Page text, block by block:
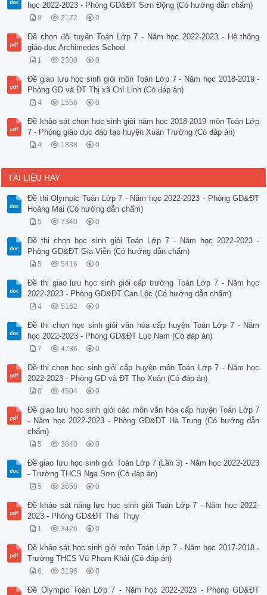
học 2022-2023 - Phòng GD&ĐT Sơn Động (Có hướng dẫn chấm)
8 2172 0
Đề chọn đội tuyển Toán Lớp 7 - Năm học 2022-2023 - Hệ thống
giáo dục Archimedes School
1 2300 0
Đề giao lưu học sinh giỏi môn Toán Lớp 7 - Năm học 2018-2019 -
Phòng GD và ĐT Thị xã Chí Linh (Có đáp án)
4 1556 0
Đề khảo sát chọn học sinh giỏi năm học 2018-2019 môn Toán Lớp
7 - Phòng giáo dục đào tạo huyện Xuân Trường (Có đáp án)
4 1838 0
TÀI LIỆU HAY
Đề thi Olympic Toán Lớp 7 - Năm học 2022-2023 - Phòng GD&ĐT
Hoàng Mai (Có hướng dẫn chấm)
5 7340 0
Đề thi chọn học sinh giỏi Toán Lớp 7 - Năm học 2022-2023 -
Phòng GD&ĐT Gia Viễn (Có hướng dẫn chấm)
5 5416 0
Đề thi giao lưu học sinh giỏi cấp trường Toán Lớp 7 - Năm học
2022-2023 - Phòng GD&ĐT Can Lộc (Có hướng dẫn chấm)
4 5162 0
Đề thi chọn học sinh giỏi văn hóa cấp huyện Toán Lớp 7 - Năm
học 2022-2023 - Phòng GD&ĐT Lục Nam (Có đáp án)
7 4786 0
Đề thi chọn học sinh giỏi cấp huyện môn Toán Lớp 7 - Năm học
2022-2023 - Phòng GD và ĐT Thọ Xuân (Có đáp án)
8 4504 0
Đề giao lưu học sinh giỏi các môn văn hóa cấp huyện Toán Lớp 7
- Năm học 2022-2023 - Phòng GD&ĐT Hà Trung (Có hướng dẫn
chấm)
5 3840 0
Đề giao lưu học sinh giỏi Toán Lớp 7 (Lần 3) - Năm học 2022-2023
- Trường THCS Nga Sơn (Có đáp án)
5 3650 0
Đề khảo sát năng lực học sinh giỏi Toán Lớp 7 - Năm học 2022-
2023 - Phòng GD&ĐT Thái Thụy
1 3426 0
Đề khảo sát học sinh giỏi môn Toán Lớp 7 - Năm học 2017-2018 -
Trường THCS Vũ Phạm Khải (Có đáp án)
6 3196 0
Đề Olympic Toán Lớp 7 - Năm học 2022-2023 - Phòng GD&ĐT